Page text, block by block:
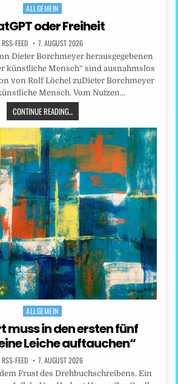
Posted
in
ALLGEMEIN
oder Freiheit
RSS-FEED 7. AUGUST 2026
Dieter Borchmeyer herausgegebenen
künstliche Mensch“ sind ausnahmslos
von Rolf Löchel zuDieter Borchmeyer
Mensch. Vom Nutzen…
CONTINUE READING...
Posted
ALLGEMEIN
muss in den ersten fünf
Leiche auftauchen“
RSS-FEED 7. AUGUST 2026
Frust des Drehbuchschreibens. Ein